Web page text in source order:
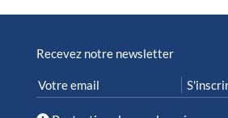
Recevez notre newsletter